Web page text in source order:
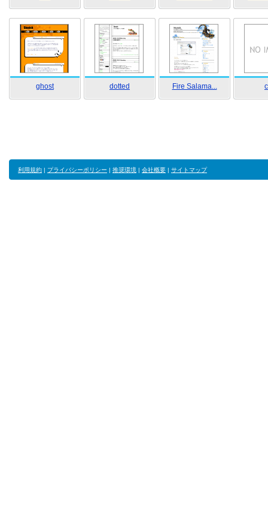
ghost dotted Fire Salama...
利用規約 | プライバシーポリシー | 推奨環境 | 会社概要 | サイトマップ